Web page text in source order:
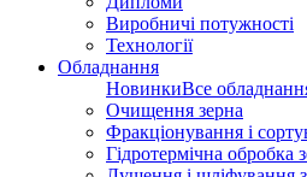
Виробничі потужності
Технології
Обладнання
НовинкиВсе
Очищення зерна
Фракціонування і
Гідротермічна обробка